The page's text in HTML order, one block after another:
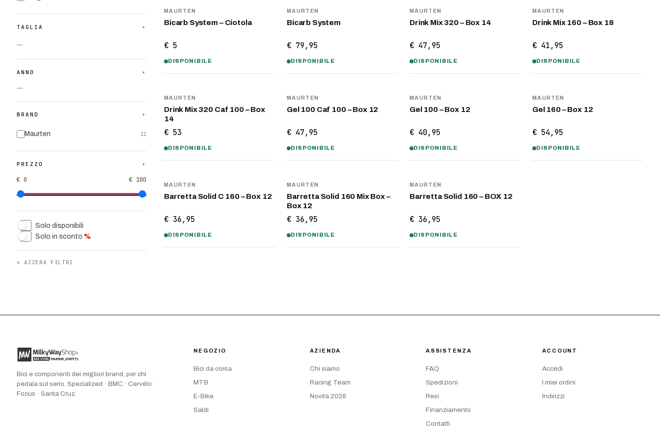
TAGLIA ▾
—
ANNO ▾
—
BRAND ▾
Maurten 11
PREZZO ▾
€ 0 € 100
Solo disponibili
Solo in sconto %
✕AZZERA FILTRI
MAURTEN
Bicarb System – Ciotola
€ 5
DISPONIBILE
MAURTEN
Bicarb System
€ 79,95
DISPONIBILE
MAURTEN
Drink Mix 320 – Box 14
€ 47,95
DISPONIBILE
MAURTEN
Drink Mix 160 – Box 18
€ 41,95
DISPONIBILE
MAURTEN
Drink Mix 320 Caf 100 – Box
14
€ 53
DISPONIBILE
MAURTEN
Gel 100 Caf 100 – Box 12
€ 47,95
DISPONIBILE
MAURTEN
Gel 100 – Box 12
€ 40,95
DISPONIBILE
MAURTEN
Gel 160 – Box 12
€ 54,95
DISPONIBILE
MAURTEN
Barretta Solid C 160 – Box 12
€ 36,95
DISPONIBILE
MAURTEN
Barretta Solid 160 Mix Box –
Box 12
€ 36,95
DISPONIBILE
MAURTEN
Barretta Solid 160 – BOX 12
€ 36,95
DISPONIBILE
Bici e componenti dei migliori brand, per chi
pedala sul serio. Specialized · BMC · Cervélo ·
Focus · Santa Cruz.
NEGOZIO
Bici da corsa
MTB
E-Bike
Saldi
AZIENDA
Chi siamo
Racing Team
Novità 2026
ASSISTENZA
FAQ
Spedizioni
Resi
Finanziamento
Contatti
ACCOUNT
Accedi
I miei ordini
Indirizzi